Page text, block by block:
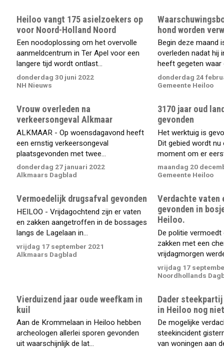
Heiloo vangt 175 asielzoekers op
voor Noord-Holland Noord
Een noodoplossing om het overvolle
aanmeldcentrum in Ter Apel voor een
langere tijd wordt ontlast...
donderdag 30 juni 2022
NH Nieuws
hond worden
Begin deze maand
overleden nadat hij
heeft gegeten waar
donderdag 24
Gemeente Heiloo
Vrouw overleden na
verkeersongeval Alkmaar
ALKMAAR - Op woensdagavond heeft
een ernstig verkeersongeval
plaatsgevonden met twee...
donderdag 27 januari 2022
Alkmaars Dagblad
3170 jaar oud
gevonden
Het werktuig is
Dit gebied wordt
moment om er
maandag 20
Gemeente Heiloo
Vermoedelijk drugsafval gevonden
HEILOO - Vrijdagochtend zijn er vaten
en zakken aangetroffen in de bossages
langs de Lagelaan in...
vrijdag 17 september 2021
Alkmaars Dagblad
Verdachte vaten
gevonden in
Heiloo.
De politie vermoedt
zakken met een
vrijdagmorgen
vrijdag 17
Noordhollands
Vierduizend jaar oude weefkam in
kuil
Aan de Krommelaan in Heiloo hebben
archeologen allerlei sporen gevonden
uit waarschijnlijk de lat...
Dader steekpartij
in Heiloo nog
De mogelijke
steekincident
van woningen aan